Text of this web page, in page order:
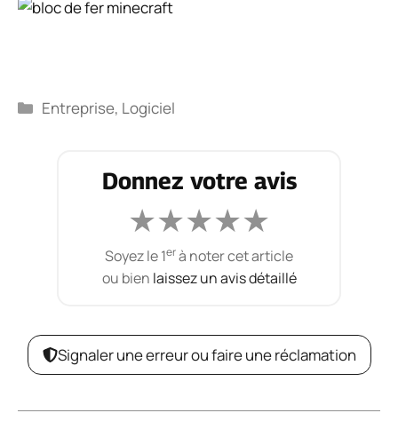
Catégories
Entreprise, Logiciel
Donnez votre avis
★★★★★
Soyez le 1erà noter cet article
ou bien laissez un avis détaillé
Signaler une erreur ou faire une réclamation